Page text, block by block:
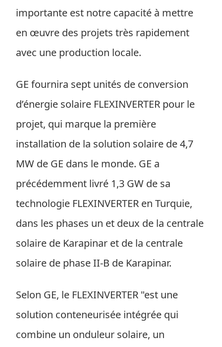
importante est notre capacité à mettre
en œuvre des projets très rapidement
avec une production locale.
GE fournira sept unités de conversion
d’énergie solaire FLEXINVERTER pour le
projet, qui marque la première
installation de la solution solaire de 4,7
MW de GE dans le monde. GE a
précédemment livré 1,3 GW de sa
technologie FLEXINVERTER en Turquie,
dans les phases un et deux de la centrale
solaire de Karapinar et de la centrale
solaire de phase II-B de Karapinar.
Selon GE, le FLEXINVERTER "est une
solution conteneurisée intégrée qui
combine un onduleur solaire, un